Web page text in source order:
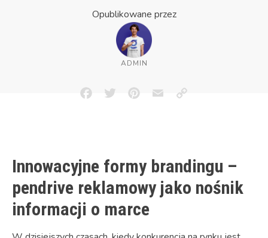
Opublikowane przez
ADMIN
FacebookTwitterPinterestEmailCopy
Innowacyjne formy brandingu –
pendrive reklamowy jako nośnik
informacji o marce